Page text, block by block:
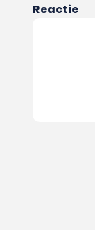
Reactie